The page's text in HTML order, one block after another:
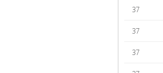
37
37
37